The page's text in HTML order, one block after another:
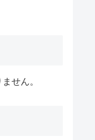
せん。